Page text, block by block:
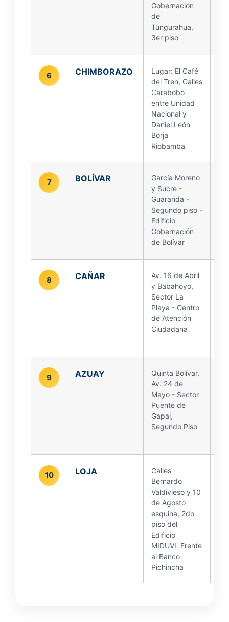
Gobernación
de
Tungurahua,
3er piso
6 CHIMBORAZO
Lugar: El Café
del Tren, Calles
Carabobo
entre Unidad
Nacional y
Daniel León
Borja
Riobamba
7 BOLÍVAR
García Moreno
y Sucre -
Guaranda -
Segundo piso -
Edificio
Gobernación
de Bolívar
8 CAÑAR
Av. 16 de Abril
y Babahoyo,
Sector La
Playa - Centro
de Atención
Ciudadana
9 AZUAY
Quinta Bolívar,
Av. 24 de
Mayo - Sector
Puente de
Gapal,
Segundo Piso
10 LOJA
Calles
Bernardo
Valdivieso y 10
de Agosto
esquina, 2do
piso del
Edificio
MIDUVI. Frente
al Banco
Pichincha